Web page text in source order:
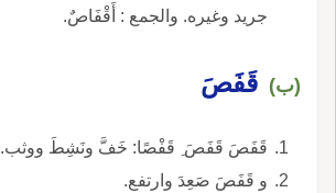
جريد وغيره. والجمع : أَقْفَاصٌ.
(ب) قَفَصَ
قَفَصَ قَفَصَ ِ قَفْصًا: خَفَّ ونَشِطَ ووثب.
و قَفَصَ صَعِدَ وارتفع.